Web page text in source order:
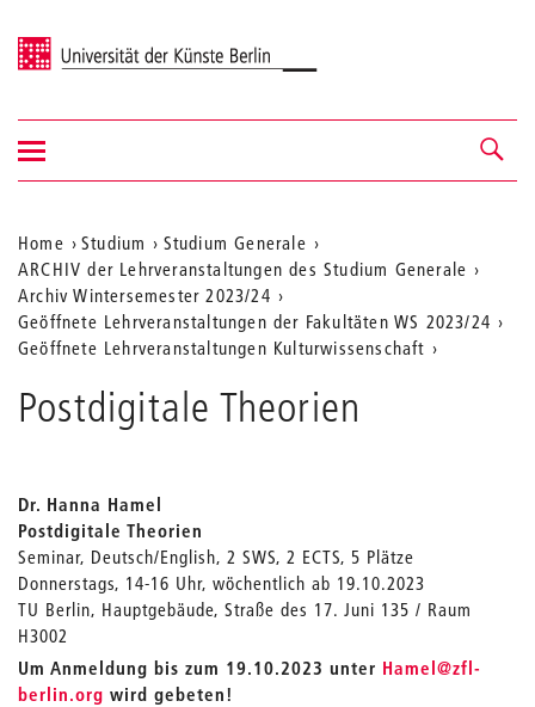
Universität der Künste Berlin
Navigation &
Suche
Navigation
ein-/ausblenden
Aktuelle
Position
auf
der
Webseite
Home Studium
Studium Generale
ARCHIV der Lehrveranstaltungen des Studium Generale
Archiv Wintersemester 2023/24
Geöffnete Lehrveranstaltungen der Fakultäten WS 2023/24
Geöffnete Lehrveranstaltungen Kulturwissenschaft
Postdigitale Theorien
Dr. Hanna Hamel
Postdigitale Theorien
Seminar, Deutsch/English, 2 SWS, 2 ECTS, 5 Plätze
Donnerstags, 14-16 Uhr, wöchentlich ab 19.10.2023
TU Berlin, Hauptgebäude, Straße des 17. Juni 135 / Raum
H3002
Um Anmeldung bis zum 19.10.2023 unter Hamel_
@zfl-
berlin.org wird gebeten!